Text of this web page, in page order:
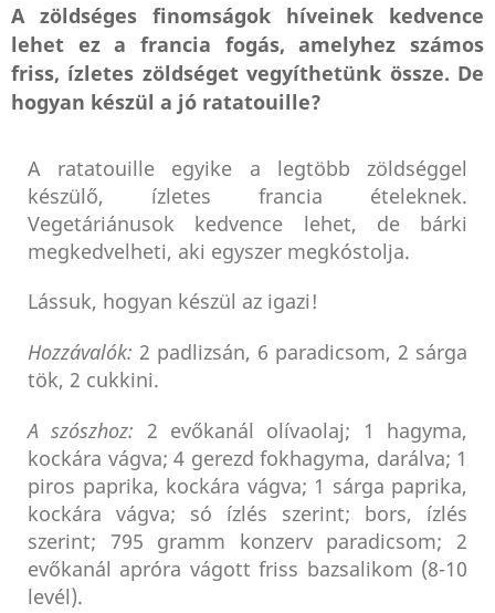
A zöldséges finomságok híveinek kedvence
lehet ez a francia fogás, amelyhez számos
friss, ízletes zöldséget vegyíthetünk össze. De
hogyan készül a jó ratatouille?
A ratatouille egyike a legtöbb zöldséggel
készülő, ízletes francia ételeknek.
Vegetáriánusok kedvence lehet, de bárki
megkedvelheti, aki egyszer megkóstolja.
Lássuk, hogyan készül az igazi!
Hozzávalók: 2 padlizsán, 6 paradicsom, 2 sárga
tök, 2 cukkini.
A szószhoz: 2 evőkanál olívaolaj; 1 hagyma,
kockára vágva; 4 gerezd fokhagyma, darálva; 1
piros paprika, kockára vágva; 1 sárga paprika,
kockára vágva; só ízlés szerint; bors, ízlés
szerint; 795 gramm konzerv paradicsom; 2
evőkanál apróra vágott friss bazsalikom (8-10
levél).